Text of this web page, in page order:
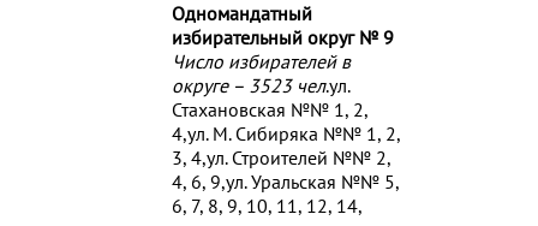
Одномандатный
избирательный округ № 9
Число избирателей в
округе – 3523 чел.ул.
Стахановская №№ 1, 2,
4,ул. М. Сибиряка №№ 1, 2,
3, 4,ул. Строителей №№ 2,
4, 6, 9,ул. Уральская №№ 5,
6, 7, 8, 9, 10, 11, 12, 14,